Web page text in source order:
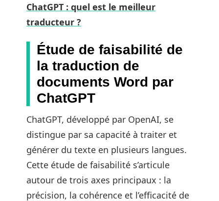
ChatGPT : quel est le meilleur
traducteur ?
Étude de faisabilité de
la traduction de
documents Word par
ChatGPT
ChatGPT, développé par OpenAI, se
distingue par sa capacité à traiter et
générer du texte en plusieurs langues.
Cette étude de faisabilité s’articule
autour de trois axes principaux : la
précision, la cohérence et l’efficacité de